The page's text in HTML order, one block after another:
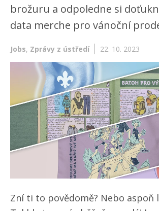
brožuru a odpoledne si
data merche pro vánoční
Jobs, Zprávy z ústředí 22. 10. 2023
Zní ti to povědomě? Nebo aspoň